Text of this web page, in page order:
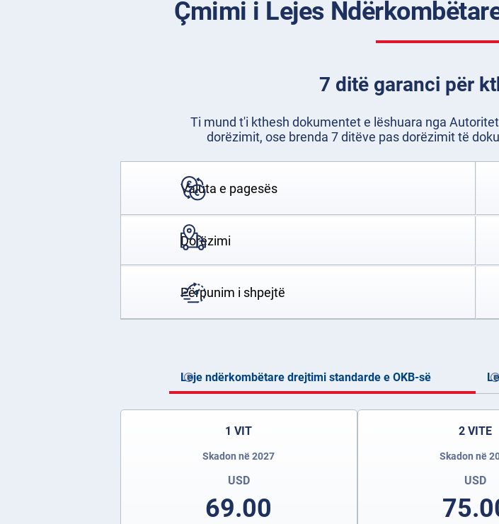
Çmimi i Lejes
7 ditë garanci për
Ti mund t'i kthesh dokumentet e lëshuara nga
dorëzimit, ose brenda 7 ditëve pas dorëzimit të
Valuta e pagesës
Dorëzimi
Përpunim i shpejtë
Leje ndërkombëtare drejtimi standarde e OKB-së
1 VIT
Skadon në 2027
USD
69.00
2 VITE
Skadon në
USD